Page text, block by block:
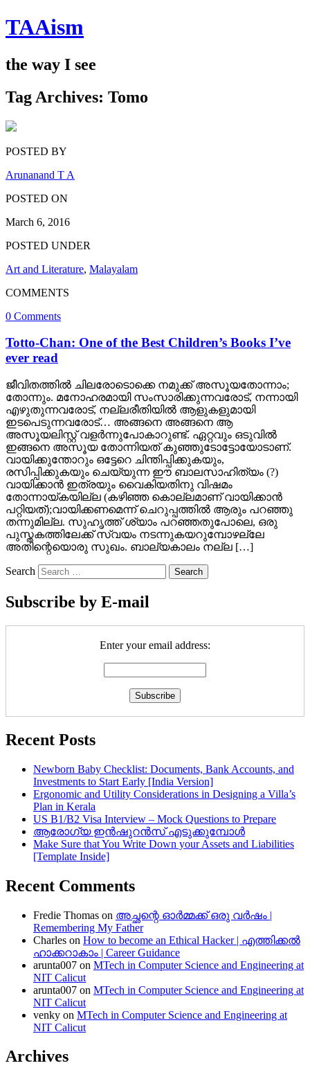
TAAism
the way I see
Tag Archives: Tomo
POSTED BY
Arunanand T A
POSTED ON
March 6, 2016
POSTED UNDER
Art and Literature, Malayalam
COMMENTS
0 Comments
Totto-Chan: One of the Best Children’s Books I’ve
ever read
ജീവിതത്തില്‍ ചിലരോടൊക്കെ നമുക്ക് അസൂയതോന്നാം;
തോന്നും. മനോഹരമായി സംസാരിക്കുന്നവരോട്, നന്നായി
എഴുതുന്നവരോട്, നല്ലരീതിയില്‍ ആളുകളുമായി
ഇടപെടുന്നവരോട്… അങ്ങനെ അങ്ങനെ ആ
അസൂയലിസ്റ്റ് വളര്‍ന്നുപോകാറുണ്ട്. ഏറ്റവും ഒടുവില്‍
ഇങ്ങനെ അസൂയ തോന്നിയത് കുഞ്ഞുടോട്ടോയോടാണ്.
വായിക്കുന്തോറും ഒട്ടേറെ ചിന്തിപ്പിക്കുകയും,
രസിപ്പിക്കുകയും ചെയ്യുന്ന ഈ ബാലസാഹിത്യം (?)
വായിക്കാന്‍ ഇത്രയും വൈകിയതിനു വിഷമം
തോന്നായ്കയില്ല (കഴിഞ്ഞ കൊല്ലമാണ് വായിക്കാന്‍
പറ്റിയത്);വായിക്കണമെന്ന് ചെറുപ്പത്തില്‍ ആരും പറഞ്ഞു
തന്നുമില്ല. സുഹൃത്ത് ശ്യാം പറഞ്ഞതുപോലെ, ഒരു
പുസ്തകത്തിലേക്ക് സ്വയം നടന്നുകയറുമ്പോഴല്ലേ
അതിന്റെയൊരു സുഖം. ബാല്യകാലം നല്ല […]
Search
Subscribe by E-mail
Enter your email address:
Recent Posts
Newborn Baby Checklist: Documents, Bank Accounts, and
Investments to Start Early [India Version]
Ergonomic and Utility Considerations in Designing a Villa’s
Plan in Kerala
US B1/B2 Visa Interview – Mock Questions to Prepare
ആരോഗ്യ ഇൻഷുറൻസ് എടുക്കുമ്പോൾ
Make Sure that You Write Down your Assets and Liabilities
[Template Inside]
Recent Comments
Fredie Thomas on അച്ഛന്റെ ഓർമ്മക്ക് ഒരു വർഷം |
Remembering My Father
Charles on How to become an Ethical Hacker | എത്തിക്കല്‍
ഹാക്കറാകാം | Career Guidance
arunta007 on MTech in Computer Science and Engineering at
NIT Calicut
arunta007 on MTech in Computer Science and Engineering at
NIT Calicut
venky on MTech in Computer Science and Engineering at
NIT Calicut
Archives